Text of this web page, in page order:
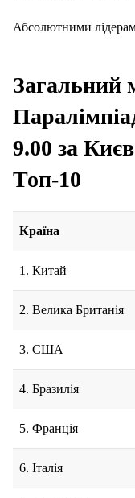
Абсолютними
Загальний
9.00 за
Топ-10
Країна
1. Китай
2. Велика Британія
3. США
4. Бразилія
5. Франція
6. Італія